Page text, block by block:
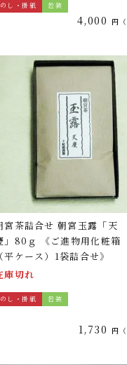
のし・掛紙 包装
4,000
宮茶詰合せ 朝宮玉露「天
」80ｇ 《ご進物用化粧箱
（平ケース）1袋詰合せ》
庫切れ
のし・掛紙 包装
1,730